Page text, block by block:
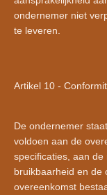
ondernemer niet
te leveren.
Artikel 10 -
De ondernemer
voldoen aan de
specificaties, aan
bruikbaarheid en de
overeenkomst